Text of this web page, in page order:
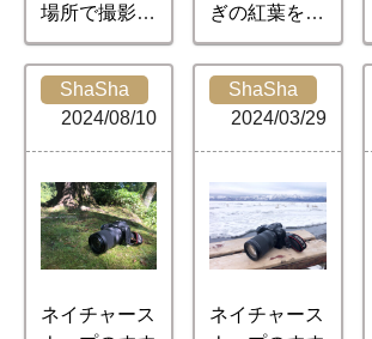
場所で撮影す
るときの考え
方
ぎの紅葉を楽
しむ
ShaSha
2024/08/10
ネイチャース
ShaSha
2024/03/29
ネイチャース